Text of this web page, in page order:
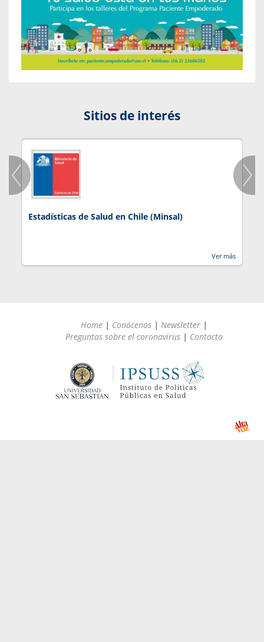
Sitios de interés
Estadísticas de Salud en Chile (Minsal)
Ver más
Home | Conócenos | Newsletter |
Preguntas sobre el coronavirus | Contacto